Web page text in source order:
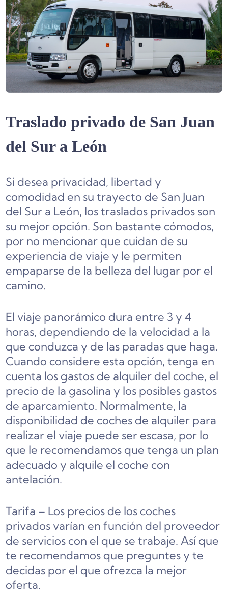
Traslado privado de San Juan
del Sur a León
Si desea privacidad, libertad y
comodidad en su trayecto de San Juan
del Sur a León, los traslados privados son
su mejor opción. Son bastante cómodos,
por no mencionar que cuidan de su
experiencia de viaje y le permiten
empaparse de la belleza del lugar por el
camino.
El viaje panorámico dura entre 3 y 4
horas, dependiendo de la velocidad a la
que conduzca y de las paradas que haga.
Cuando considere esta opción, tenga en
cuenta los gastos de alquiler del coche, el
precio de la gasolina y los posibles gastos
de aparcamiento. Normalmente, la
disponibilidad de coches de alquiler para
realizar el viaje puede ser escasa, por lo
que le recomendamos que tenga un plan
adecuado y alquile el coche con
antelación.
Tarifa – Los precios de los coches
privados varían en función del proveedor
de servicios con el que se trabaje. Así que
te recomendamos que preguntes y te
decidas por el que ofrezca la mejor
oferta.